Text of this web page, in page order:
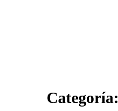
Categoría: